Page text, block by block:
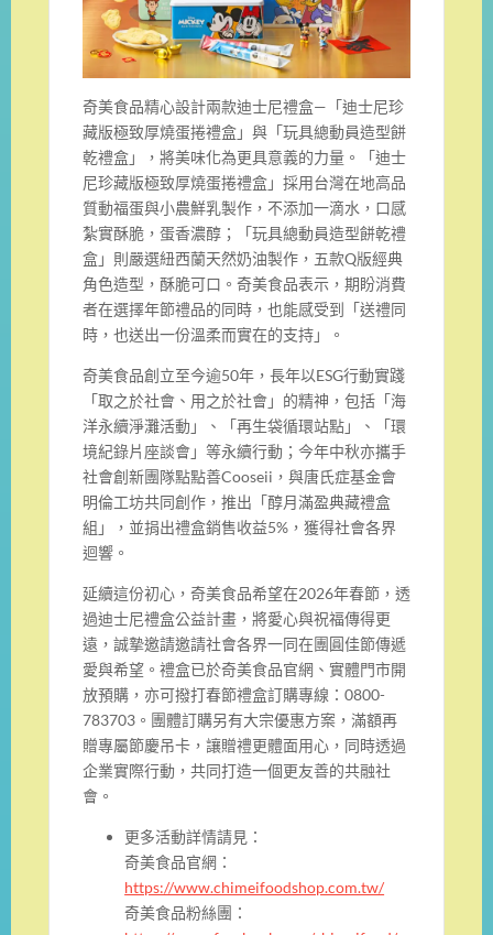
奇美食品精心設計兩款迪士尼禮盒—「迪士尼珍
藏版極致厚燒蛋捲禮盒」與「玩具總動員造型餅
乾禮盒」，將美味化為更具意義的力量。「迪士
尼珍藏版極致厚燒蛋捲禮盒」採用台灣在地高品
質動福蛋與小農鮮乳製作，不添加一滴水，口感
紮實酥脆，蛋香濃醇；「玩具總動員造型餅乾禮
盒」則嚴選紐西蘭天然奶油製作，五款Q版經典
角色造型，酥脆可口。奇美食品表示，期盼消費
者在選擇年節禮品的同時，也能感受到「送禮同
時，也送出一份溫柔而實在的支持」。
奇美食品創立至今逾50年，長年以ESG行動實踐
「取之於社會、用之於社會」的精神，包括「海
洋永續淨灘活動」、「再生袋循環站點」、「環
境紀錄片座談會」等永續行動；今年中秋亦攜手
社會創新團隊點點善Cooseii，與唐氏症基金會
明倫工坊共同創作，推出「醇月滿盈典藏禮盒
組」，並捐出禮盒銷售收益5%，獲得社會各界
迴響。
延續這份初心，奇美食品希望在2026年春節，透
過迪士尼禮盒公益計畫，將愛心與祝福傳得更
遠，誠摯邀請邀請社會各界一同在團圓佳節傳遞
愛與希望。禮盒已於奇美食品官網、實體門市開
放預購，亦可撥打春節禮盒訂購專線：0800-
783703。團體訂購另有大宗優惠方案，滿額再
贈專屬節慶吊卡，讓贈禮更體面用心，同時透過
企業實際行動，共同打造一個更友善的共融社
會。
更多活動詳情請見：
奇美食品官網：
https://www.chimeifoodshop.com.tw/
奇美食品粉絲團：